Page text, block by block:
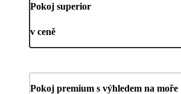
Pokoj superior
v ceně
Pokoj premium s výhledem na moře